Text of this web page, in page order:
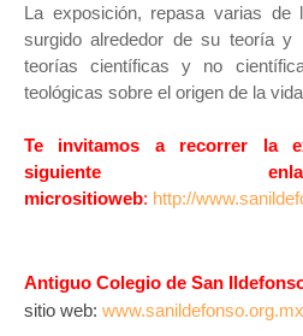
La exposición, repasa varias de
surgido alrededor de su teoría y
teorías científicas y no
teológicas sobre el origen de la vid
Te invitamos a recorrer la
siguiente
micrositioweb: http://
Antiguo Colegio de San
sitio web: www.sanildefonso.org.mx